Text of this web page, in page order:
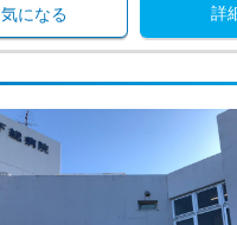
詳
気になる